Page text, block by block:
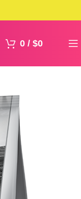
0 / $0